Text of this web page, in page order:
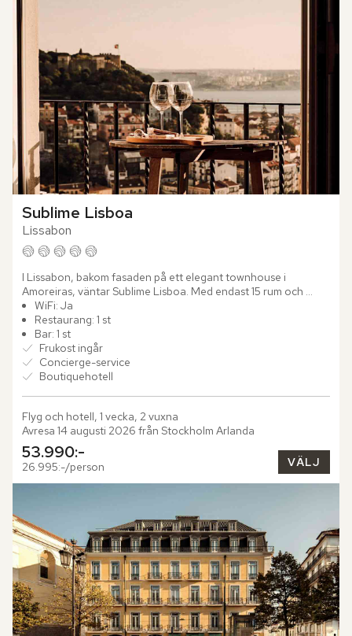
Sublime Lisboa
Lissabon
I Lissabon, bakom fasaden på ett elegant townhouse i
Amoreiras, väntar Sublime Lisboa. Med endast 15 rum och
sviter känns det intima boutiquehotellet mer som ett privat
hem än ett...
WiFi: Ja
Restaurang: 1 st
Bar: 1 st
Frukost ingår
Concierge-service
Boutiquehotell
Flyg och hotell, 1 vecka, 2 vuxna
Avresa 14 augusti 2026 från Stockholm Arlanda
53.990:-
26.995:-/person VÄLJ